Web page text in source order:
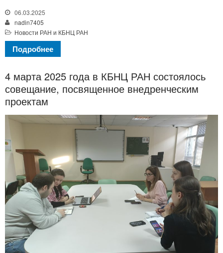
06.03.2025
nadin7405
Новости РАН и КБНЦ РАН
Подробнее
4 марта 2025 года в КБНЦ РАН состоялось
совещание, посвященное внедренческим
проектам